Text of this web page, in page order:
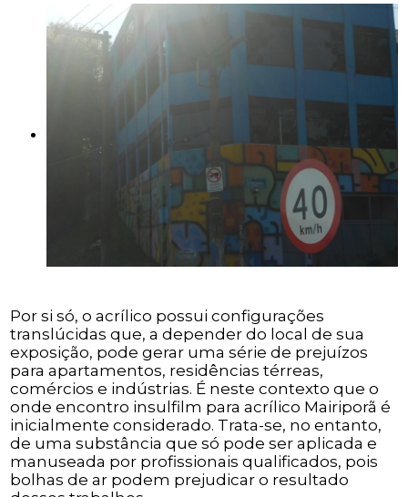
Por si só, o acrílico possui configurações
translúcidas que, a depender do local de sua
exposição, pode gerar uma série de prejuízos
para apartamentos, residências térreas,
comércios e indústrias. É neste contexto que o
onde encontro insulfilm para acrílico Mairiporã é
inicialmente considerado. Trata-se, no entanto,
de uma substância que só pode ser aplicada e
manuseada por profissionais qualificados, pois
bolhas de ar podem prejudicar o resultado